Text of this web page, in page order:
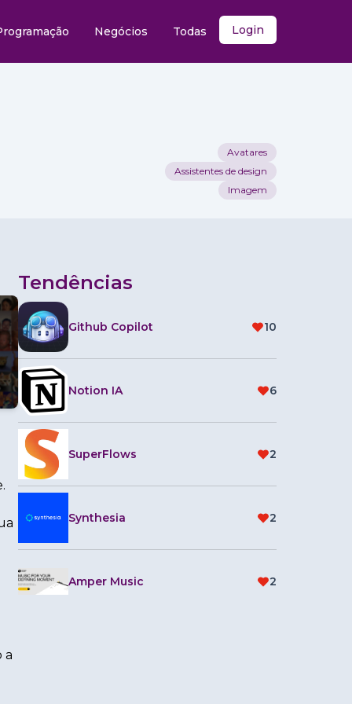
Negócios Todas Login
Avatares
Assistentes de design
Imagem
a
Tendências
Github Copilot 10
Notion IA 6
SuperFlows 2
Synthesia 2
Amper Music 2